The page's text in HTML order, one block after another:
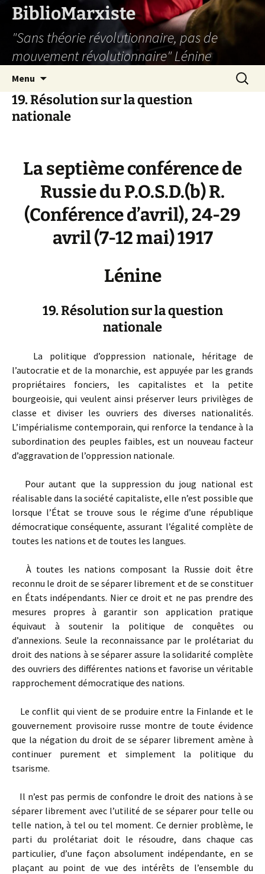
Aller
contenu
BiblioMarxiste
"Sans théorie révolutionnaire, pas de
mouvement révolutionnaire" Lénine
Menu
19. Résolution sur la question
nationale
La septième conférence de
Russie du P.O.S.D.(b) R.
(Conférence d’avril), 24-29
avril (7-12 mai) 1917
Lénine
19. Résolution sur la question
nationale
La politique d’oppression nationale, héritage de
l’autocratie et de la monarchie, est appuyée par les grands
propriétaires fonciers, les capitalistes et la petite
bourgeoisie, qui veulent ainsi préserver leurs privilèges de
classe et diviser les ouvriers des diverses nationalités.
L’impérialisme contemporain, qui renforce la tendance à la
subordination des peuples faibles, est un nouveau facteur
d’aggravation de l’oppression nationale.
Pour autant que la suppression du joug national est
réalisable dans la société capitaliste, elle n’est possible que
lorsque l’État se trouve sous le régime d’une république
démocratique conséquente, assurant l’égalité complète de
toutes les nations et de toutes les langues.
À toutes les nations composant la Russie doit être
reconnu le droit de se séparer librement et de se constituer
en États indépendants. Nier ce droit et ne pas prendre des
mesures propres à garantir son application pratique
équivaut à soutenir la politique de conquêtes ou
d’annexions. Seule la reconnaissance par le prolétariat du
droit des nations à se séparer assure la solidarité complète
des ouvriers des différentes nations et favorise un véritable
rapprochement démocratique des nations.
Le conflit qui vient de se produire entre la Finlande et le
gouvernement provisoire russe montre de toute évidence
que la négation du droit de se séparer librement amène à
continuer purement et simplement la politique du
tsarisme.
Il n’est pas permis de confondre le droit des nations à se
séparer librement avec l’utilité de se séparer pour telle ou
telle nation, à tel ou tel moment. Ce dernier problème, le
parti du prolétariat doit le résoudre, dans chaque cas
particulier, d’une façon absolument indépendante, en se
plaçant au point de vue des intérêts de l’ensemble du